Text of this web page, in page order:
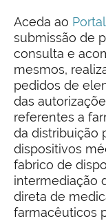
Aceda ao
submissão de
consulta e
mesmos,
pedidos de
das
referentes a
da distribuição
dispositivos
fabrico de
intermediação
direta de
farmacêuticos